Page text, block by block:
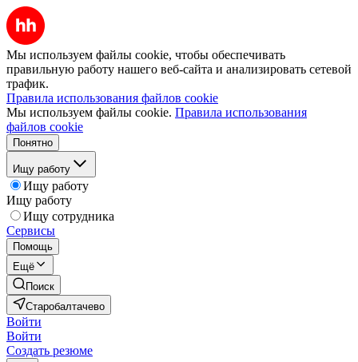
Мы используем файлы cookie, чтобы обеспечивать
правильную работу нашего веб-сайта и анализировать сетевой
трафик.
Правила использования файлов cookie
Мы используем файлы cookie. Правила использования
файлов cookie
Понятно
Ищу работу
Ищу работу
Ищу работу
Ищу сотрудника
Сервисы
Помощь
Ещё
Поиск
Старобалтачево
Войти
Войти
Создать резюме